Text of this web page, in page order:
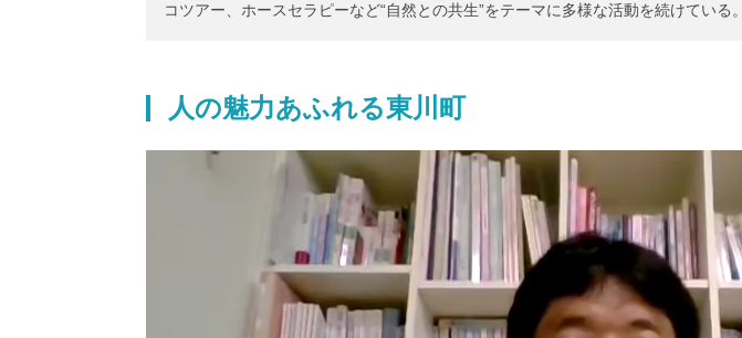
コツアー、ホースセラピーなど“自然との共生”をテーマに多様な活動を続けている。
人の魅力あふれる東川町